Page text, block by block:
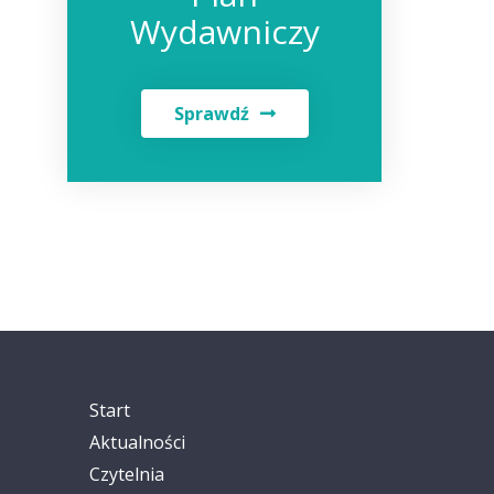
Wydawniczy
Sprawdź
Start
Aktualności
Czytelnia